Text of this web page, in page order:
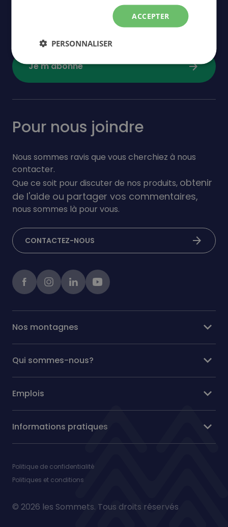
Soyez les premiers à être informés de
événementset
promotions.
Je m'abonne arrow_forward
Pour nous joindre
Nous sommes ravis que vous cherchiez à nous
contacter.
Que ce soit pour discuter de nos produits, obtenir
de l'aide ou partager vos commentaires,
nous sommes là pour vous.
CONTACTEZ-NOUS arrow_forward
FacebookinstagramlinkedInYoutube
Nos montagnes expand_more
Qui sommes-nous? expand_more
Emplois expand_more
Informations pratiques expand_more
Politique de confidentialité
Politiques et conditions
© 2026 les Sommets. Tous droits réservés
ACCEPTER
PERSONNALISER